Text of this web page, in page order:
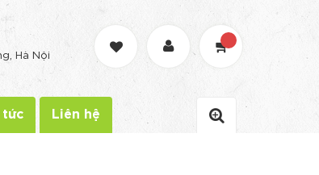
Hà Nội
tức Liên hệ